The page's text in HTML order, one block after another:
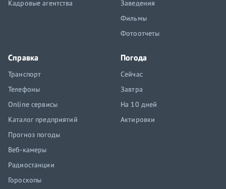
Кадровые агентства
Заведения
Фильмы
Фотоотчеты
Справка
Транспорт
Телефоны
Online сервисы
Каталог предприятий
Прогноз погоды
Веб-камеры
Радиостанции
Гороскопы
Погода
Сейчас
Завтра
На 10 дней
Актировки